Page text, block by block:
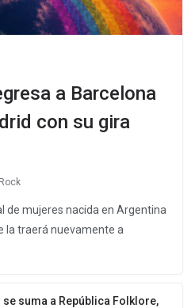
a Barcelona
con su gira
de mujeres nacida en Argentina
la traerá nuevamente a
se suma a República Folklore,